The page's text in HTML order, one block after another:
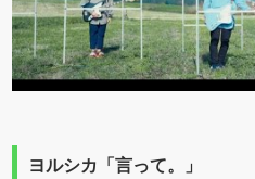
ヨルシカ「言って。」